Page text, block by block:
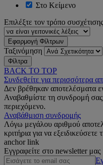
Στο Κείμενο
Επιλέξτε τον τρόπο
Εφαρμογή Φίλτρων
Ταξινόμηση
Φίλτρα
BACK TO TOP
Συνδεθείτε για περισσότερα
Δεν βρέθηκαν αποτελέσματα
Αναβαθμίστε τη συνδρομή
περιεχόμενο.
Αναβάθμιση συνδρομής
Λόγω μεγάλου αριθμού
κριτήρια για να
anchor link
Εγγραφείτε στο newsletter μας